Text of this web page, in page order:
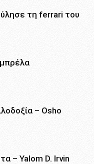
τη ferrari του
– Osho
– Yalom D. Irvin